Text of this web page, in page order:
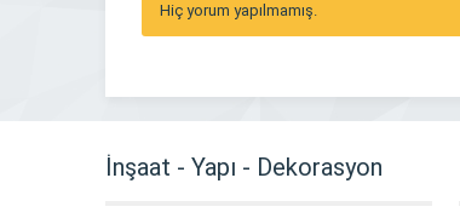
Hiç yorum yapılmamış.
İnşaat - Yapı - Dekorasyon